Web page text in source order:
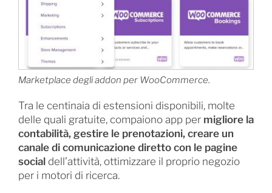
Marketplace degli addon per WooCommerce.
Tra le centinaia di estensioni disponibili, molte
delle quali gratuite, compaiono app per migliore la
contabilità, gestire le prenotazioni, creare un
canale di comunicazione diretto con le pagine
socialdell’attività, ottimizzare il proprio negozio
per i motori di ricerca.